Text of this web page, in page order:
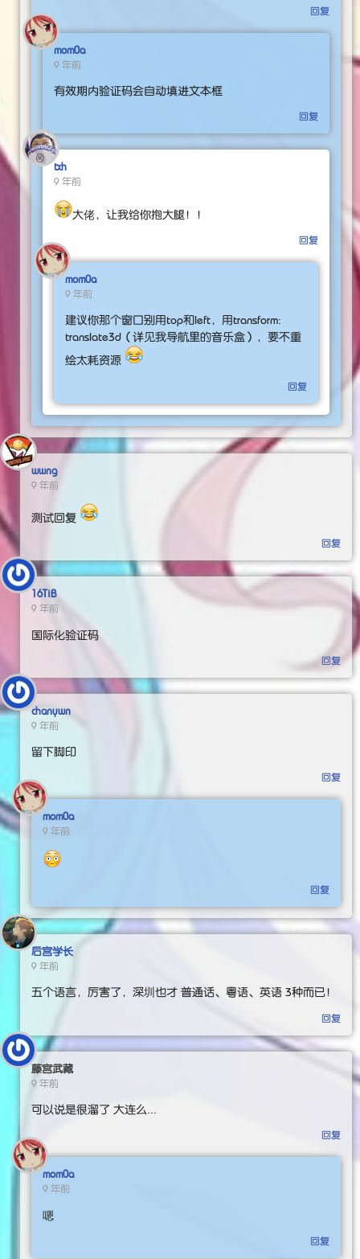
回复
mom0a
9 年前
有效期内验证码会自动填进文本框
回复
txh
9 年前
大佬，让我给你抱大腿！！
回复
mom0a
9 年前
建议你那个窗口别用top和left，用transform:
translate3d（详见我导航里的音乐盒），要不重
绘太耗资源
回复
wwng
9 年前
测试回复
回复
16TiB
9 年前
国际化验证码
回复
chanywn
9 年前
留下脚印
回复
mom0a
9 年前
回复
后宫学长
9 年前
五个语言，厉害了，深圳也才 普通话、粤语、英语 3种而已！
回复
藤宫武藏
9 年前
可以说是很溜了 大连么...
回复
mom0a
9 年前
嗯
回复